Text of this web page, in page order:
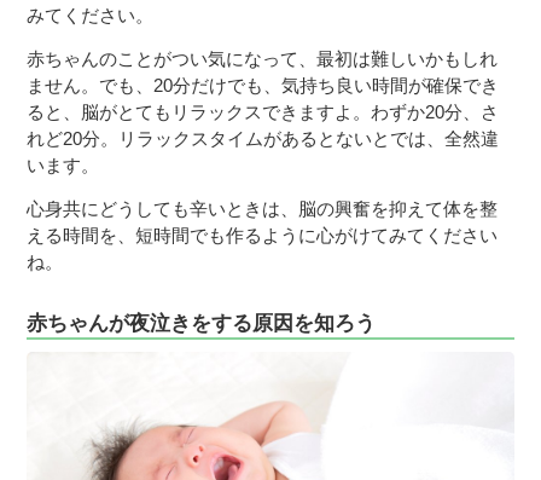
みてください。
赤ちゃんのことがつい気になって、最初は難しいかもしれ
ません。でも、20分だけでも、気持ち良い時間が確保でき
ると、脳がとてもリラックスできますよ。わずか20分、さ
れど20分。リラックスタイムがあるとないとでは、全然違
います。
心身共にどうしても辛いときは、脳の興奮を抑えて体を整
える時間を、短時間でも作るように心がけてみてください
ね。
赤ちゃんが夜泣きをする原因を知ろう